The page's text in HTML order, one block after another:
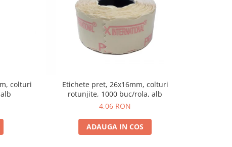
colturi
Etichete pret, 26x16mm, colturi
rotunjite, 1000 buc/rola, alb
4,06 RON
ADAUGA IN COS